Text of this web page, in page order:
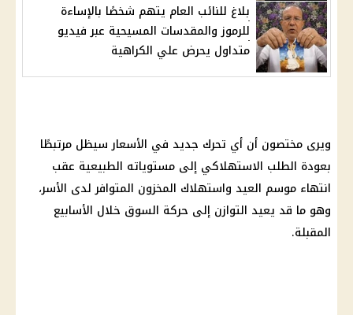
بلاغ للنائب العام يتهم شخصًا بالإساءة
للرموز والمقدسات المسيحية عبر فيديو
متداول يحرض علي الكراهية
ويرى مختصون أن أي تحرك جديد في الأسعار سيظل مرتبطًا
بعودة الطلب الاستهلاكي إلى مستوياته الطبيعية عقب
انتهاء موسم العيد واستهلاك المخزون المتوافر لدى الأسر،
وهو ما قد يعيد التوازن إلى حركة السوق خلال الأسابيع
المقبلة.